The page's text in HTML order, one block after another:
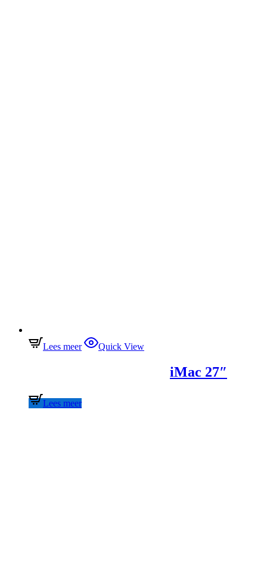
Lees meer Quick View
iMac 27″
Lees meer